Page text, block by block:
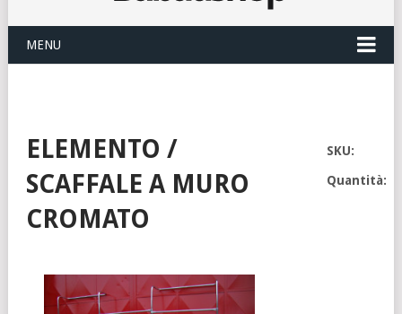
MENU
ELEMENTO /
SCAFFALE A MURO
CROMATO
SKU:
Quantità: